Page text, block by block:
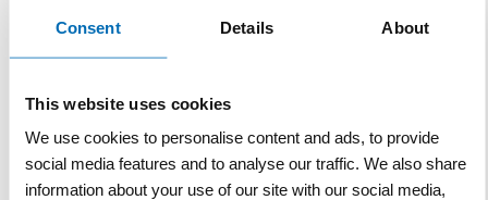
Consent Details About
This website uses cookies
We use cookies to personalise content and ads, to provide
social media features and to analyse our traffic. We also share
information about your use of our site with our social media,
Spatel voor
grondmonsterguts